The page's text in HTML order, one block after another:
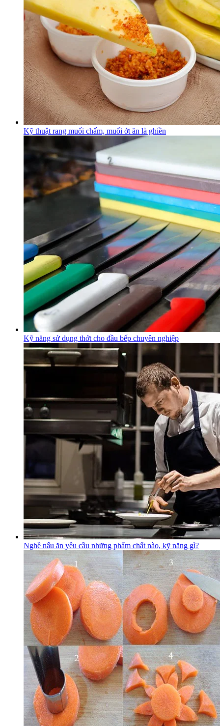
Kỹ thuật rang muối chấm, muối ớt ăn là ghiền
Kỹ năng sử dụng thớt cho đầu bếp chuyên nghiệp
Nghề nấu ăn yêu cầu những phẩm chất nào, kỹ năng gì?